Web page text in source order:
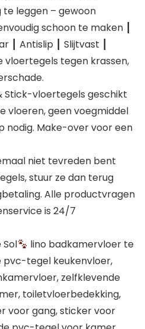
te leggen – gewoon
schoon te maken ┃
Antislip ┃ Slijtvast ┃
tegen krassen,
Stick-vloertegels geschikt
vloeren, geen voegmiddel
nodig. Make-over voor een
niet tevreden bent
stuur ze dan terug
Alle productvragen
is 24/7
lino badkamervloer te
pvc-tegel keukenvloer,
zelfklevende
toiletvloerbedekking,
voor gang, sticker voor